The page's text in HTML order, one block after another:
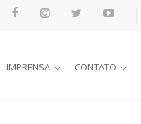
IMPRENSA CONTATO